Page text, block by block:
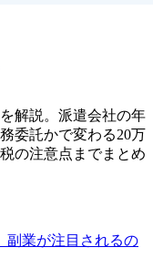
解説。派遣会社の年
委託かで変わる20万
の注意点までまとめ
副業が注目されるの